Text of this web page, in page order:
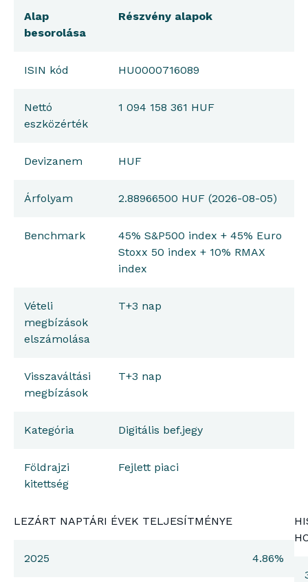
Alap
besorolása
Részvény alapok
ISIN kód HU0000716089
Nettó
eszközérték
1 094 158 361 HUF
Devizanem HUF
Árfolyam 2.88966500 HUF (2026-08-05)
Benchmark
45% S&P500 index + 45% Euro
Stoxx 50 index + 10% RMAX
index
Vételi
megbízások
elszámolása
T+3 nap
Visszaváltási
megbízások
T+3 nap
Kategória Digitális bef.jegy
Földrajzi
kitettség
Fejlett piaci
LEZÁRT NAPTÁRI ÉVEK TELJESÍTMÉNYE
2025 4.86%